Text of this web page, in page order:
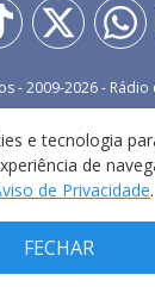
- 2009-2026- Rádio
CONOSCO
E CONDIÇÕES DE USO
e tecnologia
de
de Privacidade.
FECHAR